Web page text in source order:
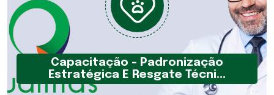
Capacitação - Padronização
Estratégica E Resgate Técni...